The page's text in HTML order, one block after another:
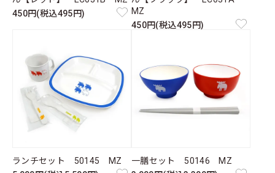
450円(税込495円)
MZ
450円(税込495円)
ランチセット 50145 MZ
一膳セット 50146 MZ